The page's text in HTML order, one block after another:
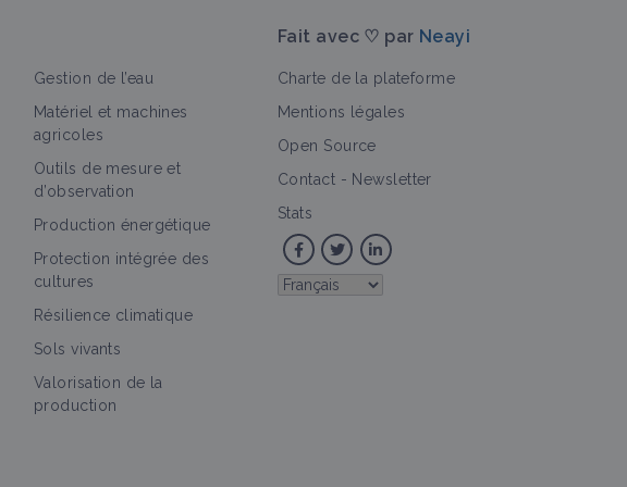
Retour d'expérience Vidéo Culture et production
>
Gestion de l’eau
Matériel et machines
agricoles
Outils de mesure et
d’observation
Production énergétique
Protection intégrée des
cultures
Résilience climatique
Sols vivants
Valorisation de la
production
Fait avec ♡ par Neayi
Charte de la plateforme
Mentions légales
Open Source
Contact - Newsletter
Stats